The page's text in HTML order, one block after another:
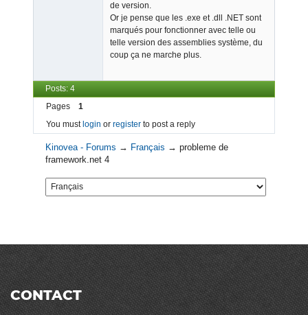
de version.
Or je pense que les .exe et .dll .NET sont
marqués pour fonctionner avec telle ou
telle version des assemblies système, du
coup ça ne marche plus.
Posts: 4
Pages
1
You must login or register to post a reply
Kinovea - Forums → Français →probleme de
framework.net 4
CONTACT